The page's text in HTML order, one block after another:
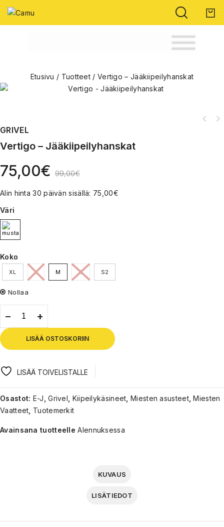
Etusivu / Tuotteet / Vertigo – Jääkiipeilyhanskat
GRIVEL
Vertigo – Jääkiipeilyhanskat
75,00€ 99,00€
Alin hinta 30 päivän sisällä: 75,00€
Väri
Koko
XL L M S S2
Nollaa
LISÄÄ OSTOSKORIIN
LISÄÄ TOIVELISTALLE
Osastot: E-J,Grivel , Kiipeilykäsineet, Miesten asusteet, Miesten
Vaatteet, Tuotemerkit
Avainsana tuotteelleAlennuksessa
KUVAUS
LISÄTIEDOT